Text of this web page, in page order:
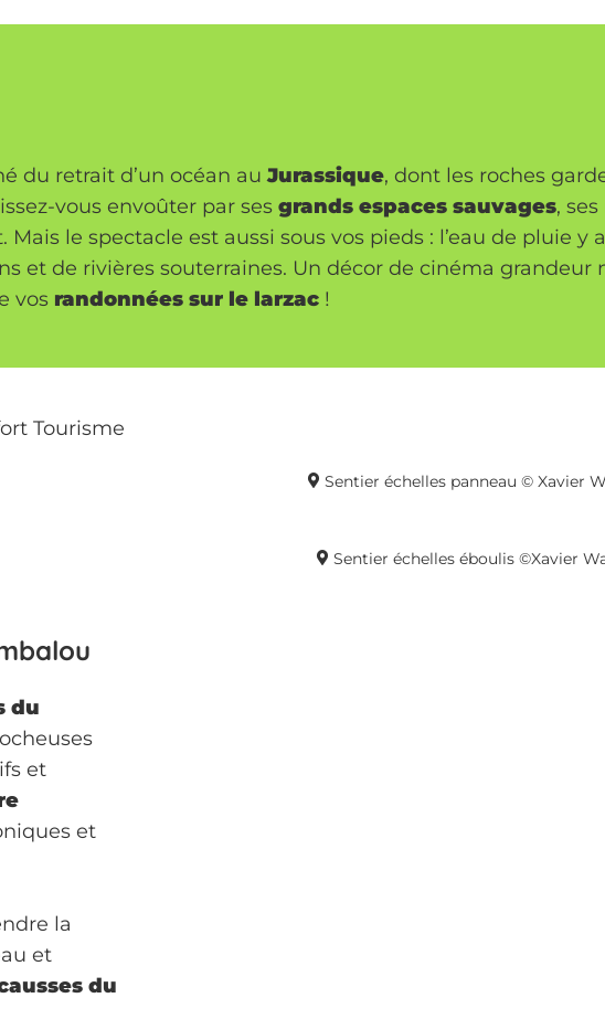
du retrait d’un océan auJurassique, dont les roches
vous envoûter par ses grands espaces sauvages,
Mais le spectacle est aussi sous vos pieds : l’eau de pluie y
et de rivières souterraines. Un décor de cinéma grandeur
vos randonnées sur le larzac !
Sentier échelles panneau © Xavier
du
et
et
la
et
du
Sentier échelles éboulis ©Xavier